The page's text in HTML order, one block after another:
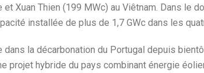
et Xuan Thien (199 MWc) au Viêtnam. Dans le
installée de plus de 1,7 GWc dans les
dans la décarbonation du Portugal depuis
projet hybride du pays combinant énergie